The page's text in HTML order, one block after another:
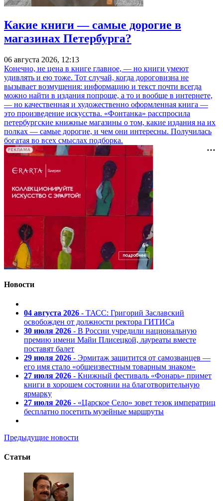
Какие книги — самые дорогие в
магазинах Петербурга?
06 августа 2026, 12:13
Конечно, не цена в книге главное, — но книги умеют
удивлять и ею тоже. Тот случай, когда дороговизна не
вызывает возмущения: информацию и текст почти всегда
можно найти в издания попроще, а то и вообще в интернете,
— но качественная и художественно оформленная книга —
это произведение искусства. «Фонтанка» расспросила
петербургские книжные магазины о том, какие издания на их
полках — самые дорогие, и чем они интересны. Получилась
богатая во всех смыслах подборка.
РЕКЛАМА
Новости
04 августа 2026 - ТАСС: Григорий Заславский
освобожден от должности ректора ГИТИСа
30 июля 2026 - В России учредили национальную
премию имени Майи Плисецкой, лауреаты вместе
поставят балет
29 июля 2026 - Эрмитаж защитится от самозванцев —
его имя стало «общеизвестным товарным знаком»
27 июля 2026 - Книжный фестиваль «Фонарь» примет
книги в хорошем состоянии на благотворительную
ярмарку
27 июля 2026 - «Царское Село» зовет тезок императриц
бесплатно посетить музейные маршруты
Предыдущие новости
Статьи